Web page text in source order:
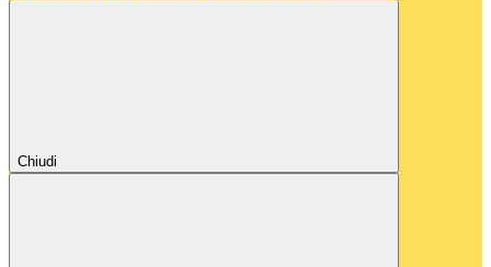
Chiudi